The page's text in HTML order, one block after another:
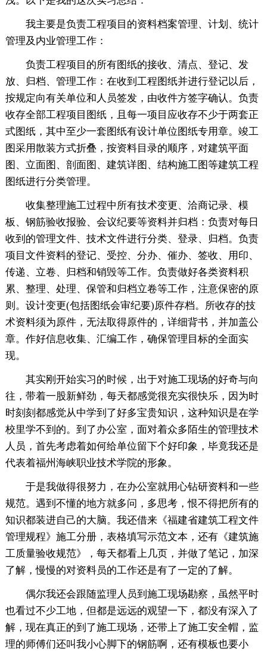
我主要是负责工程项目的资料档案管理、计划、统计
管理及内业管理工作：
负责工程项目的所有图纸的接收、清点、登记、发
放、归档、管理工作：在收到工程图纸并进行登记以后，
按规定向有关单位和人员签发，由收件方签字确认。负责
收存全部工程项目图纸，且每一项目应收存不少于两套正
式图纸，其中至少一套图纸有设计单位图纸专用章。竣工
图采用散装方式折叠，按资料目录的顺序，对建筑平面
图、立面图、剖面图、建筑详图、结构施工图等建筑工程
图纸进行分类管理。
收集整理施工过程中所有技术变更、洽商记录、模
板、钢筋验收报验、会议纪要等资料并归档：负责对每日
收到的管理文件、技术文件进行分类、登录、归档。负责
项目文件资料的登记、受控、分办、催办、签收、用印、
传递、立卷、归档和销毁等工作。负责做好各类资料积
累、整理、处理、保管和归档立卷等工作，注意保密的原
则。设计变更(包括图纸会审纪要)原件存档。所收存的技
术资料须为原件，无法取得原件的，详细背书，并加盖公
章。作好信息收集、汇编工作，确保管理目标的全面实
现。
其实刚开始实习的时候，出于对施工现场的好奇与向
往，带着一股新鲜劲，每天都感觉很充实很快乐，因为时
时刻刻都感觉从中学到了好多宝贵知识，这种知识是在学
校里学不到的。到了办公室，面对着众多陌生的管理技术
人员，首先考虑着如何给单位留下个好印象，毕竟我还是
代表着福州海峡职业技术学院的形象。
于是我做得很努力，在办公室就用心钻研资料和一些
规范。遇到不懂的地方就多问，多思考，恨不得把所有的
知识都装进自己的大脑。我还借来《福建省建筑工程文件
管理规程》施工分册，表格填写示范文本，还有《建筑施
工质量验收规范》，每天都看上几页，并做了笔记，加深
了解，慢慢的对资料员的工作还是有了一定的了解。
偶尔我还会跟随监理人员到施工现场勘察，虽然平时
也看过不少工地，但都是远远的观望一下，都没有深入了
解，现在真正的到了施工现场，还带上了施工安全帽，监
理的师傅们还叫我小心脚下的钢筋啊，还有模板也要小